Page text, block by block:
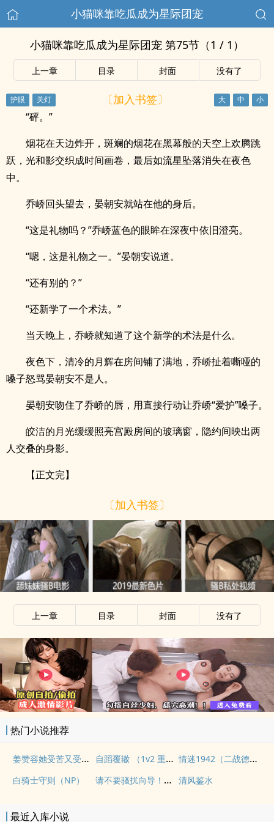
小猫咪靠吃瓜成为星际团宠
小猫咪靠吃瓜成为星际团宠 第75节（1 / 1）
上一章 目录 封面 没有了
〔加入书签〕
“砰。”
烟花在天边炸开，斑斓的烟花在黑幕般的天空上欢腾跳
跃，光和影交织成时间画卷，最后如流星坠落消失在夜色
中。
乔峤回头望去，晏朝安就站在他的身后。
“这是礼物吗？”乔峤蓝色的眼眸在深夜中依旧澄亮。
“嗯，这是礼物之一。”晏朝安说道。
“还有别的？”
“还新学了一个术法。”
当天晚上，乔峤就知道了这个新学的术法是什么。
夜色下，清冷的月辉在房间铺了满地，乔峤扯着嘶哑的
嗓子怒骂晏朝安不是人。
晏朝安吻住了乔峤的唇，用直接行动让乔峤“爱护”嗓子。
皎洁的月光缓缓照亮宫殿房间的玻璃窗，隐约间映出两
人交叠的身影。
【正文完】
〔加入书签〕
上一章 目录 封面 没有了
热门小说推荐
姜赞容她受苦又受难（NPH） 自蹈覆辙 （1v2 重生） 情迷1942（二战德国）
白骑士守则（NP） 请不要骚扰向导！（哨向NPH） 清风鉴水
最近入库小说